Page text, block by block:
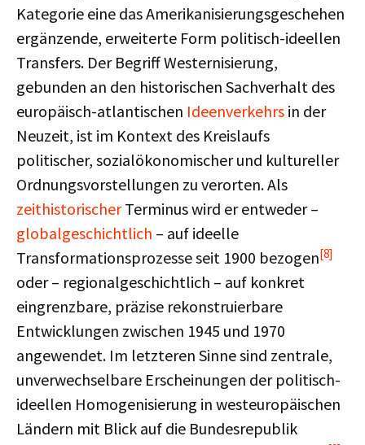
Kategorie eine das Amerikanisierungsgeschehen
ergänzende, erweiterte Form politisch-ideellen
Transfers. Der Begriff Westernisierung,
gebunden an den historischen Sachverhalt des
europäisch-atlantischen Ideenverkehrs in der
Neuzeit, ist im Kontext des Kreislaufs
politischer, sozialökonomischer und kultureller
Ordnungsvorstellungen zu verorten. Als
zeithistorischerTerminus wird er entweder –
globalgeschichtlich – auf ideelle
Transformationsprozesse seit 1900 bezogen[8]
oder – regionalgeschichtlich – auf konkret
eingrenzbare, präzise rekonstruierbare
Entwicklungen zwischen 1945 und 1970
angewendet. Im letzteren Sinne sind zentrale,
unverwechselbare Erscheinungen der politisch-
ideellen Homogenisierung in westeuropäischen
Ländern mit Blick auf die Bundesrepublik